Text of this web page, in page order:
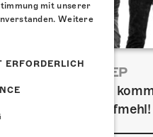
URIAH HEEP
November 2026
Kulturfabrik Kofmehl!
mit unserer
Weitere
ERFORDERLICH